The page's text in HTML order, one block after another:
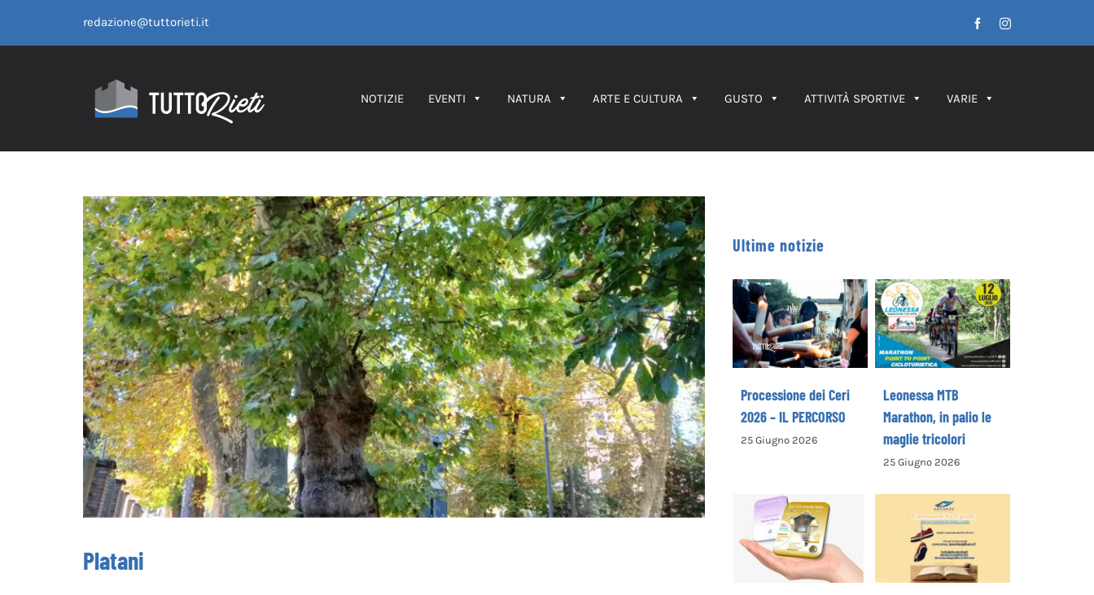
contenuto
redazione@tuttorieti.it FacebookInstagram
NOTIZIE EVENTI NATURA ARTE E CULTURA GUSTO ATTIVITÀ SPORTIVE VARIE
Platani
Ultime notizie
Processione dei
Ceri 2026 – IL
PERCORSO
Processione dei Ceri
2026 – IL PERCORSO
25 Giugno 2026
Leonessa MTB
Marathon, in
palio le maglie
tricolori
Leonessa MTB
Marathon, in palio le
maglie tricolori
25 Giugno 2026
Petrella Salto
presenta il
nuovo opuscolo
dedicato alla
valorizzazione
La Cooperativa
Sociale Levante
promuove il 1°
Concorso
Letterario
Nazionale
“Camminando tra